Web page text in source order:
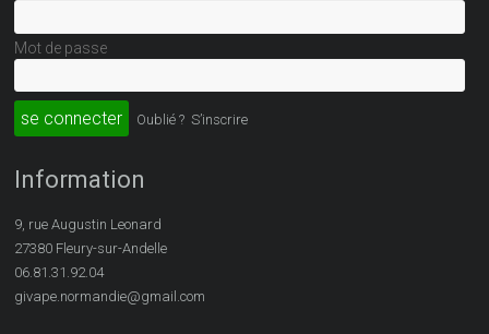
Mot de passe
Oublié ? S’inscrire
Information
9, rue Augustin Leonard
27380 Fleury-sur-Andelle
06.81.31.92.04
givape.normandie@gmail.com